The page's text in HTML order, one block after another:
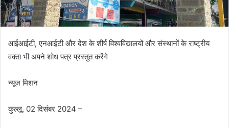
आईआईटी, एनआईटी और देश के शीर्ष विश्वविद्यालयों और संस्थानों के राष्ट्रीय
वक्ता भी अपने शोध पत्र प्रस्तुत करेंगे
न्यूज मिशन
कुल्लू, 02 दिसंबर 2024 –